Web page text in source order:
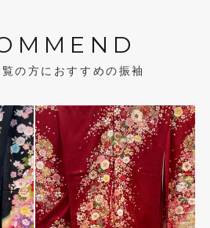
の方におすすめの振袖